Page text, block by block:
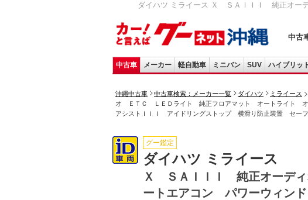
ダイハツ ミライース Ｘ ＳＡＩＩＩ 純正オ
中古
中古車 メーカー 軽自動車 ミニバン SUV ハイブリッ
沖縄中古車 中古車検索：メーカー一覧 ダイハツ ミライース
オ ＥＴＣ ＬＥＤライト 純正フロアマット オートライト
アシストＩＩＩ アイドリングストップ 横滑り防止装置 セー
グー鑑定
ダイハツ ミライース
Ｘ ＳＡＩＩＩ 純正オーデ
ートエアコン パワーウィン